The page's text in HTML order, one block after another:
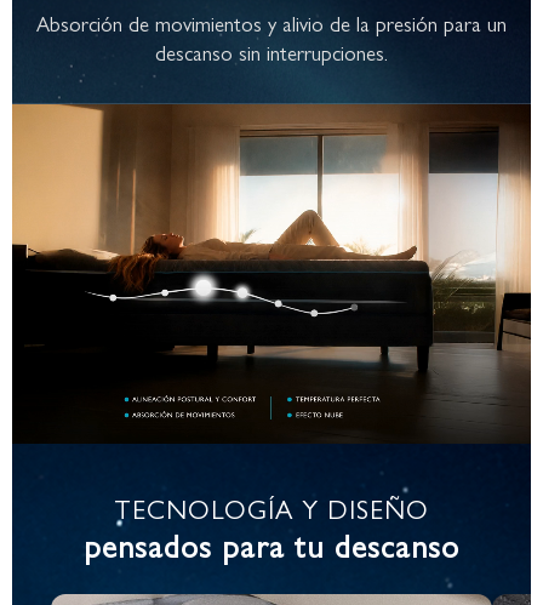
Absorción de movimientos y alivio de la presión para un
descanso sin interrupciones.
TECNOLOGÍA Y DISEÑO
pensados para tu descanso